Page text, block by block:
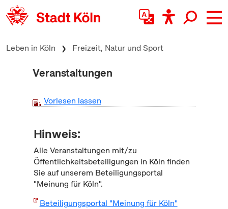
zum Inhalt springen
Leben in Köln Freizeit, Natur und Sport
Veranstaltungen
Vorlesen lassen
Hinweis:
Alle Veranstaltungen mit/zu
Öffentlichkeitsbeteiligungen in Köln finden
Sie auf unserem Beteiligungsportal
"Meinung für Köln".
Beteiligungsportal "Meinung für Köln"